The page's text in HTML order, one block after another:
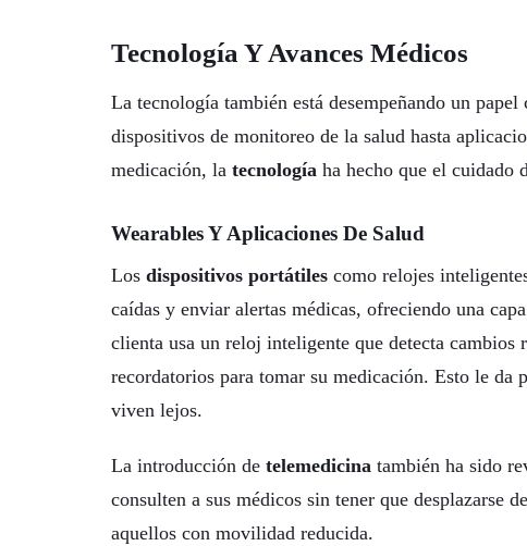
Tecnología Y Avances Médicos
La tecnología también está desempeñando un
dispositivos de monitoreo de la salud hasta
medicación, la tecnología ha hecho que el cuidado
Wearables Y Aplicaciones De Salud
Los dispositivos portátiles como relojes
caídas y enviar alertas médicas, ofreciendo una
clienta usa un reloj inteligente que detecta
recordatorios para tomar su medicación. Esto le da
viven lejos.
La introducción de telemedicina también ha sido
consulten a sus médicos sin tener que desplazarse
aquellos con movilidad reducida.